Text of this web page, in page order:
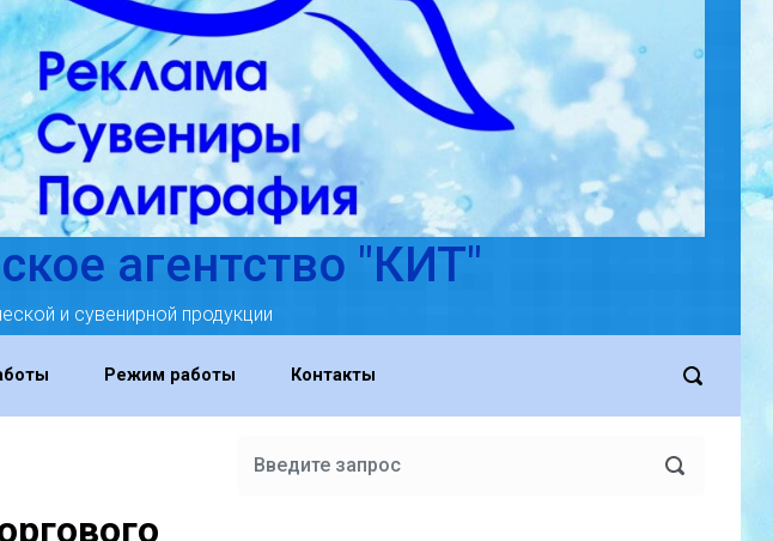
агентство "КИТ"
и сувенирной продукции
Режим работы Контакты